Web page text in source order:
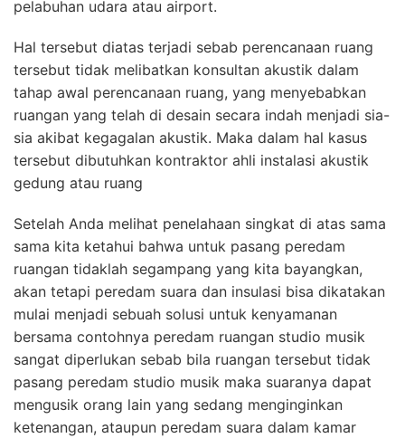
pelabuhan udara atau airport.
Hal tersebut diatas terjadi sebab perencanaan ruang
tersebut tidak melibatkan konsultan akustik dalam
tahap awal perencanaan ruang, yang menyebabkan
ruangan yang telah di desain secara indah menjadi sia-
sia akibat kegagalan akustik. Maka dalam hal kasus
tersebut dibutuhkan kontraktor ahli instalasi akustik
gedung atau ruang
Setelah Anda melihat penelahaan singkat di atas sama
sama kita ketahui bahwa untuk pasang peredam
ruangan tidaklah segampang yang kita bayangkan,
akan tetapi peredam suara dan insulasi bisa dikatakan
mulai menjadi sebuah solusi untuk kenyamanan
bersama contohnya peredam ruangan studio musik
sangat diperlukan sebab bila ruangan tersebut tidak
pasang peredam studio musik maka suaranya dapat
mengusik orang lain yang sedang menginginkan
ketenangan, ataupun peredam suara dalam kamar